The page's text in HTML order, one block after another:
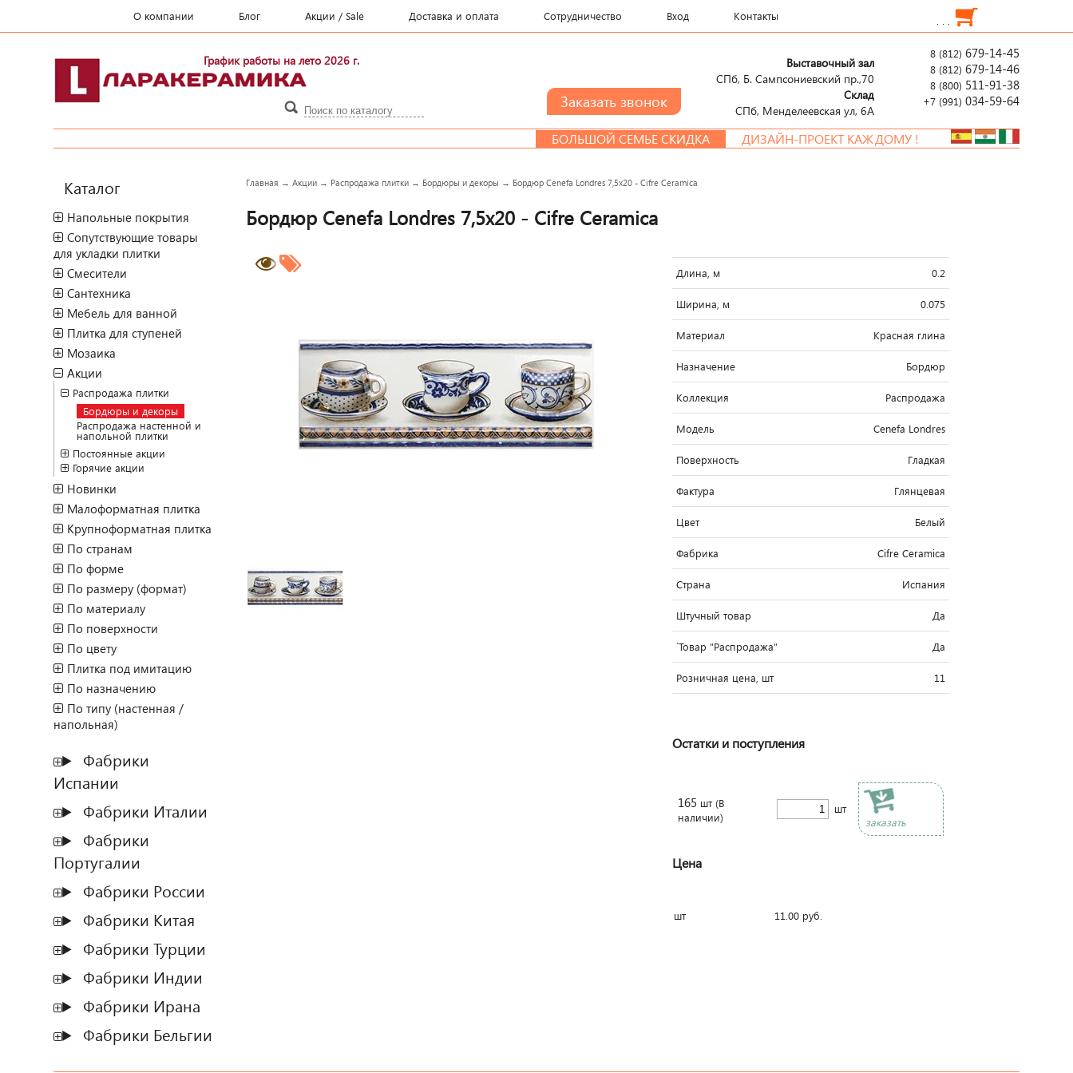
О компании Блог Акции / Sale Доставка и оплата Сотрудничество Вход Контакты . . .
График работы на лето 2026 г. 8 (812) 679-14-45
8 (812) 679-14-46
8 (800) 511-91-38
+7 (991) 034-59-64
Выставочный зал
СПб, Б. Сампсониевский пр.,70
Склад
СПб, Менделеевcкая ул, 6А
БОЛЬШОЙ СЕМЬЕ СКИДКА ДИЗАЙН-ПРОЕКТ КАЖДОМУ !
Каталог
Напольные покрытия
Сопутствующие товары
для укладки плитки
Смесители
Сантехника
Мебель для ванной
Плитка для ступеней
Мозаика
Акции
Распродажа плитки
Бордюры и декоры
Распродажа настенной и
напольной плитки
Постоянные акции
Горячие акции
Новинки
Малоформатная плитка
Крупноформатная плитка
По странам
По форме
По размеру (формат)
По материалу
По поверхности
По цвету
Плитка под имитацию
По назначению
По типу (настенная /
напольная)
Фабрики
Испании
Фабрики Италии
Фабрики
Португалии
Фабрики России
Фабрики Китая
Фабрики Турции
Фабрики Индии
Фабрики Ирана
Фабрики Бельгии
Главная →Акции → Распродажа плитки → Бордюры и декоры → Бордюр Cenefa Londres 7,5x20 - Cifre Ceramica
Бордюр Cenefa Londres 7,5x20 - Cifre Ceramica
Длина, м 0.2
Ширина, м 0.075
Материал Красная глина
Назначение Бордюр
Коллекция Распродажа
Модель Cenefa Londres
Поверхность Гладкая
Фактура Глянцевая
Цвет Белый
Фабрика Cifre Ceramica
Страна Испания
Штучный товар Да
`Товар "Распродажа" Да
Розничная цена, шт 11
Остатки и поступления
165 шт(В
наличии)
шт
заказать
Цена
шт 11.00 руб.